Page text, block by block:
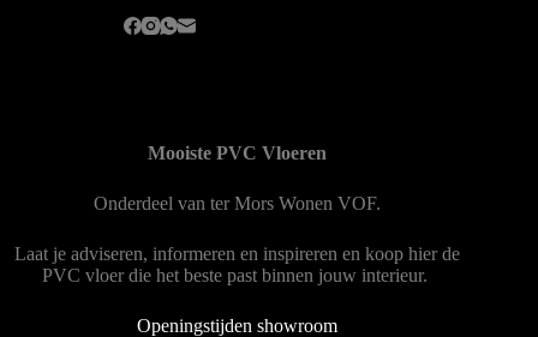
Mooiste PVC Vloeren
Onderdeel van ter Mors Wonen VOF.
Laat je adviseren, informeren en inspireren en koop hier de
PVC vloer die het beste past binnen jouw interieur.
Openingstijden showroom